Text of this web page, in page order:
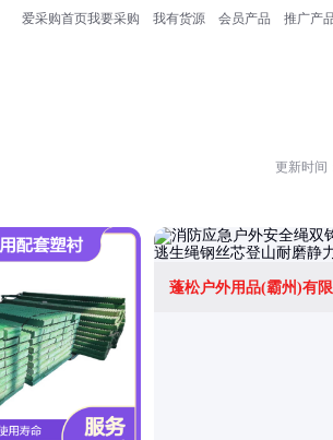
爱采购首页我要采购 我有货源 会员产品 推广产
更新时间
蓬松户外用品(霸州)有限